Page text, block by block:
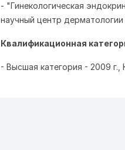
- "Гинекологическая
научный центр
Квалификационная
- Высшая категория - 2009 г.,